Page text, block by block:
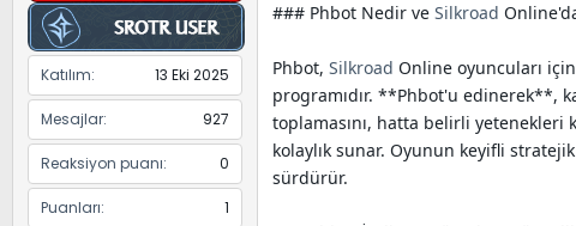
Katılım 13 Eki 2025
Mesajlar 927
Reaksiyon puanı 0
Puanları 1
### Phbot Nedir ve Silkroad
Phbot, Silkroad Online oyuncuları
programıdır. **Phbot'u edinerek**,
toplamasını, hatta belirli yetenekleri
kolaylık sunar. Oyunun keyifli
sürdürür.